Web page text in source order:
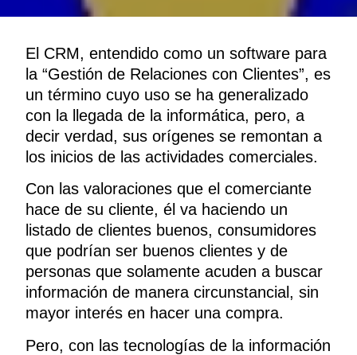
El CRM, entendido como un software para
la “Gestión de Relaciones con Clientes”, es
un término cuyo uso se ha generalizado
con la llegada de la informática, pero, a
decir verdad, sus orígenes se remontan a
los inicios de las actividades comerciales.
Con las valoraciones que el comerciante
hace de su cliente, él va haciendo un
listado de clientes buenos, consumidores
que podrían ser buenos clientes y de
personas que solamente acuden a buscar
información de manera circunstancial, sin
mayor interés en hacer una compra.
Pero, con las tecnologías de la información